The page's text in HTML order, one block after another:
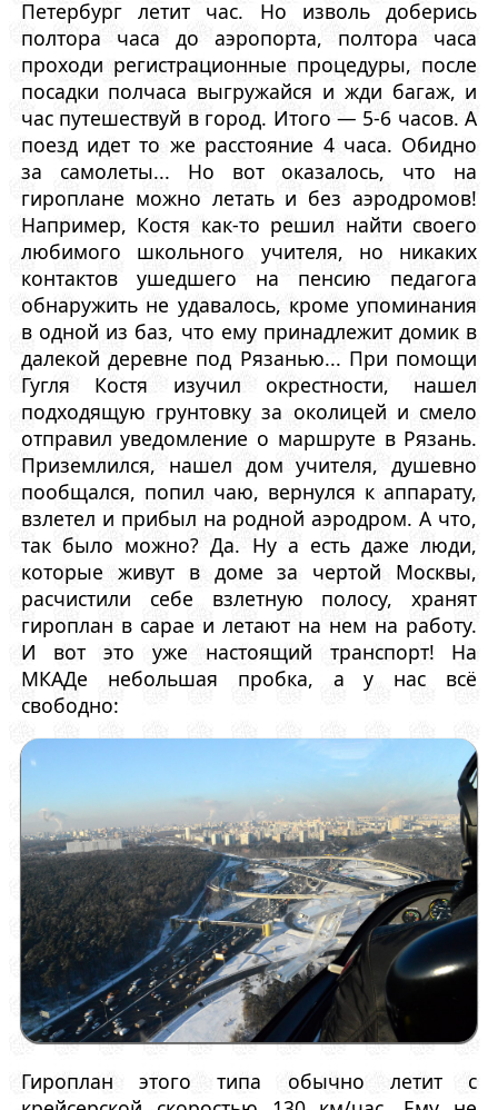
Петербург летит час. Но изволь доберись
полтора часа до аэропорта, полтора часа
проходи регистрационные процедуры, после
посадки полчаса выгружайся и жди багаж, и
час путешествуй в город. Итого — 5-6 часов. А
поезд идет то же расстояние 4 часа. Обидно
за самолеты... Но вот оказалось, что на
гироплане можно летать и без аэродромов!
Например, Костя как-то решил найти своего
любимого школьного учителя, но никаких
контактов ушедшего на пенсию педагога
обнаружить не удавалось, кроме упоминания
в одной из баз, что ему принадлежит домик в
далекой деревне под Рязанью... При помощи
Гугля Костя изучил окрестности, нашел
подходящую грунтовку за околицей и смело
отправил уведомление о маршруте в Рязань.
Приземлился, нашел дом учителя, душевно
пообщался, попил чаю, вернулся к аппарату,
взлетел и прибыл на родной аэродром. А что,
так было можно? Да. Ну а есть даже люди,
которые живут в доме за чертой Москвы,
расчистили себе взлетную полосу, хранят
гироплан в сарае и летают на нем на работу.
И вот это уже настоящий транспорт! На
МКАДе небольшая пробка, а у нас всё
свободно:
Гироплан этого типа обычно летит с